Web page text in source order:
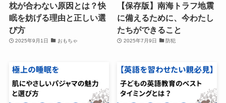
枕が合わない原因とは？快
眠を妨げる理由と正しい選
び方
2025年9月1日 おもちゃ
【保存版】南海トラフ地震
に備えるために、今わたし
たちができること
2025年7月9日 防犯